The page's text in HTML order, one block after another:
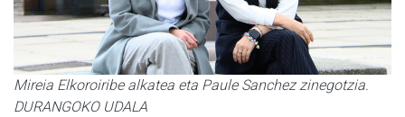
Mireia Elkoroiribe alkatea eta Paule Sanchez zinegotzia.
DURANGOKO UDALA